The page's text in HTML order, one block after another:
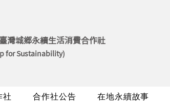
灣城鄉永續生活消費合作社
for Sustainability)
社 合作社公告 在地永續故事